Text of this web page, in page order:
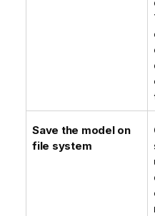
Save the model on
file system